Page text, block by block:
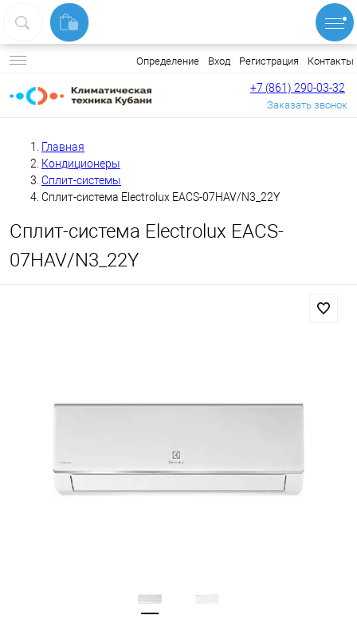
Определение Вход Регистрация Контакты
+7 (861) 290-03-32
Заказать звонок
Главная
Кондиционеры
Сплит-системы
Сплит-система Electrolux EACS-07HAV/N3_22Y
Сплит-система Electrolux EACS-
07HAV/N3_22Y